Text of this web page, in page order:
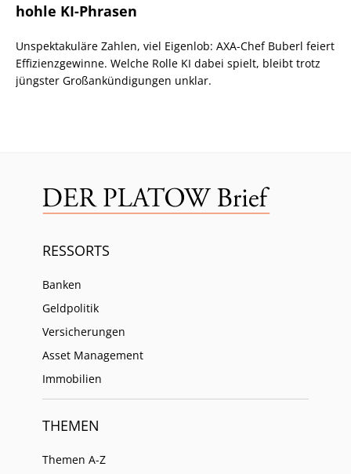
hohle KI-Phrasen
Unspektakuläre Zahlen, viel Eigenlob: AXA-Chef Buberl feiert
Effizienzgewinne. Welche Rolle KI dabei spielt, bleibt trotz
jüngster Großankündigungen unklar.
RESSORTS
Banken
Geldpolitik
Versicherungen
Asset Management
Immobilien
THEMEN
Themen A-Z